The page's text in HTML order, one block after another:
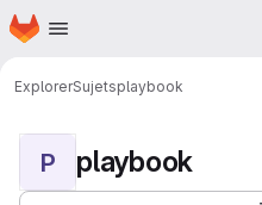
Passer au contenu principal
Page d'accueil
ExplorerSujetsplaybook
P playbook